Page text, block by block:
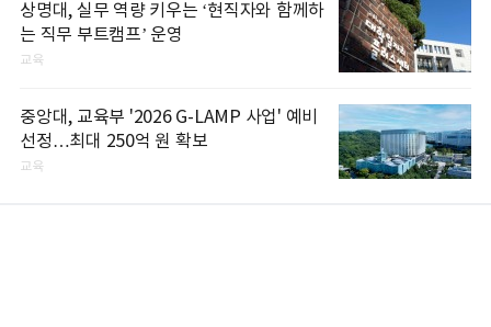
상명대, 실무 역량 키우는 ‘현직자와 함께하
는 직무 부트캠프’ 운영
교육
중앙대, 교육부 '2026 G-LAMP 사업' 예비
선정…최대 250억 원 확보
교육